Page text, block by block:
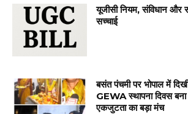
यूजीसी नियम, संविधान और
सच्चाई
बसंत पंचमी पर भोपाल में
GEWA स्थापना दिवस
एकजुटता का बड़ा मंच